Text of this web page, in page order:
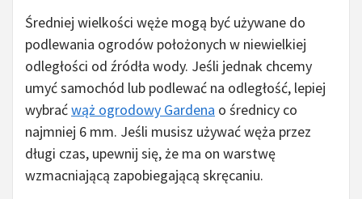
Średniej wielkości węże mogą być używane do
podlewania ogrodów położonych w niewielkiej
odległości od źródła wody. Jeśli jednak chcemy
umyć samochód lub podlewać na odległość, lepiej
wybraćwąż ogrodowy Gardena o średnicy co
najmniej 6 mm. Jeśli musisz używać węża przez
długi czas, upewnij się, że ma on warstwę
wzmacniającą zapobiegającą skręcaniu.